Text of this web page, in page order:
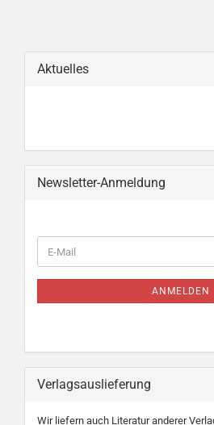
Aktuelles
Newsletter-Anmeldung
ZUR
E-
Mail
ANMELDEN
Verlagsauslieferung
Wir liefern auch Literatur anderer